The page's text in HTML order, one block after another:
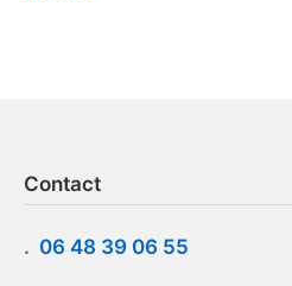
Contact
. 06 48 39 06 55